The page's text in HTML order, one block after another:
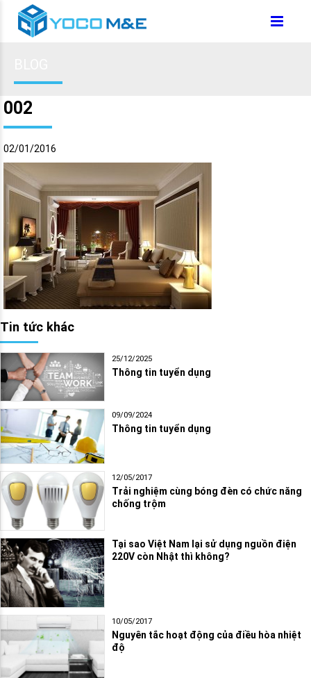
002
02/01/2016
Tin tức khác
25/12/2025
Thông tin tuyển dụng
09/09/2024
Thông tin tuyển dụng
12/05/2017
Trải nghiệm cùng bóng đèn có chức năng
chống trộm
Tại sao Việt Nam lại sử dụng nguồn điện
220V còn Nhật thì không?
10/05/2017
Nguyên tắc hoạt động của điều hòa nhiệt
độ